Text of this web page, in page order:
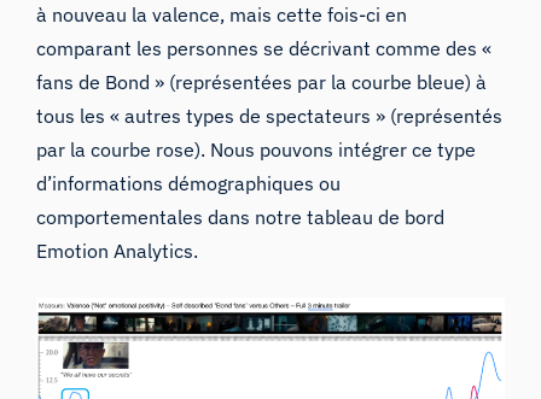
à nouveau la valence, mais cette fois-ci en
comparant les personnes se décrivant comme des «
fans de Bond » (représentées par la courbe bleue) à
tous les « autres types de spectateurs » (représentés
par la courbe rose). Nous pouvons intégrer ce type
d’informations démographiques ou
comportementales dans notre tableau de bord
Emotion Analytics.